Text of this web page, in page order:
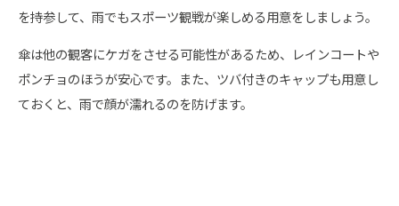
を持参して、雨でもスポーツ観戦が楽しめる用意をしましょう。
傘は他の観客にケガをさせる可能性があるため、レインコートや
ポンチョのほうが安心です。また、ツバ付きのキャップも用意し
ておくと、雨で顔が濡れるのを防げます。